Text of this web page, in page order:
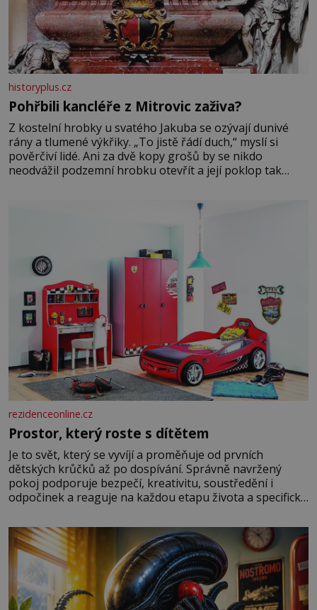
historyplus.cz
Pohřbili kancléře z Mitrovic zaživa?
Z kostelní hrobky u svatého Jakuba se ozývají dunivé
rány a tlumené výkřiky. „To jistě řádí duch,“ myslí si
pověrčiví lidé. Ani za dvě kopy grošů by se nikdo
neodvážil podzemní hrobku otevřít a její poklop tak
rezidenceonline.cz
Prostor, který roste s dítětem
Je to svět, který se vyvíjí a proměňuje od prvních
dětských krůčků až po dospívání. Správně navržený
pokoj podporuje bezpečí, kreativitu, soustředění i
odpočinek a reaguje na každou etapu života a specifické
měkkost a bezpečí, proto by pokoj miminka měl působit
především klidně a útulně. Předškolní věk je